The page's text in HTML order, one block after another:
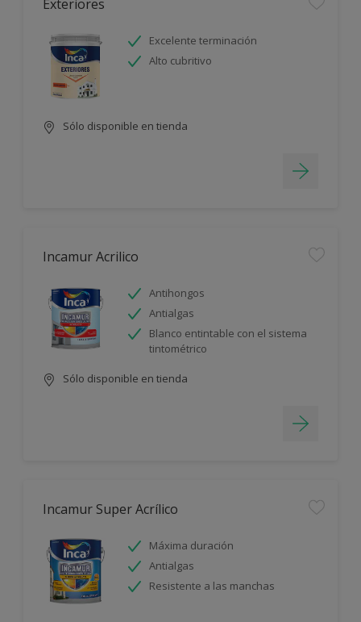
Exteriores
Excelente terminación
Alto cubritivo
Sólo disponible en tienda
Incamur Acrilico
Antihongos
Antialgas
Blanco entintable con el sistema
tintométrico
Sólo disponible en tienda
Incamur Super Acrílico
Máxima duración
Antialgas
Resistente a las manchas